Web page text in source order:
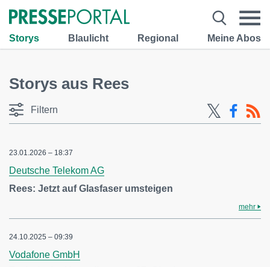
Storys Blaulicht Regional Meine Abos
Storys aus Rees
Filtern
23.01.2026 – 18:37
Deutsche Telekom AG
Rees: Jetzt auf Glasfaser umsteigen
mehr
24.10.2025 – 09:39
Vodafone GmbH